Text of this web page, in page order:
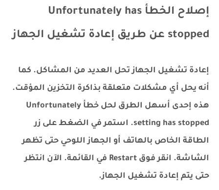
إصلاح الخطأ Unfortunately has
stopped عن طريق إعادة تشغيل الجهاز
إعادة تشغيل الجهاز تحل العديد من المشاكل. كما
أنه يحل أي مشكلات متعلقة بذاكرة التخزين المؤقت.
هذه إحدى أسهل الطرق لحل خطأ Unfortunately
setting has stopped. استمر في الضغط على زر
الطاقة الخاص بالهاتف أو الجهاز اللوحي حتى تظهر
الشاشة. انقر فوق Restart في القائمة. الآن انتظر
حتى يتم إعادة تشغيل الجهاز.